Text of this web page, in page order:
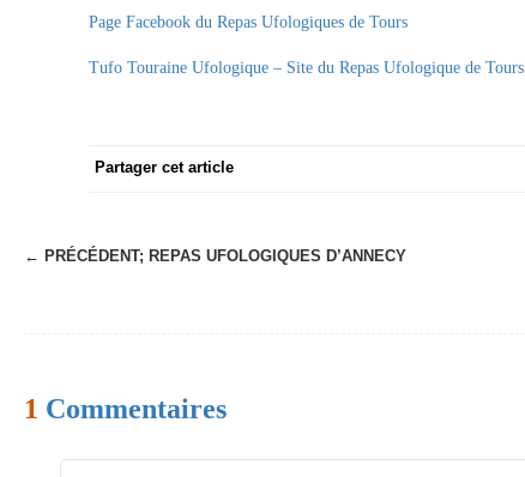
Page Facebook du Repas Ufologiques de Tours
Tufo Touraine Ufologique – Site du Repas Ufologique de Tours
Partager cet article
N
g
← PRÉCÉDENT; REPAS UFOLOGIQUES D’ANNECY
1 Commentaires